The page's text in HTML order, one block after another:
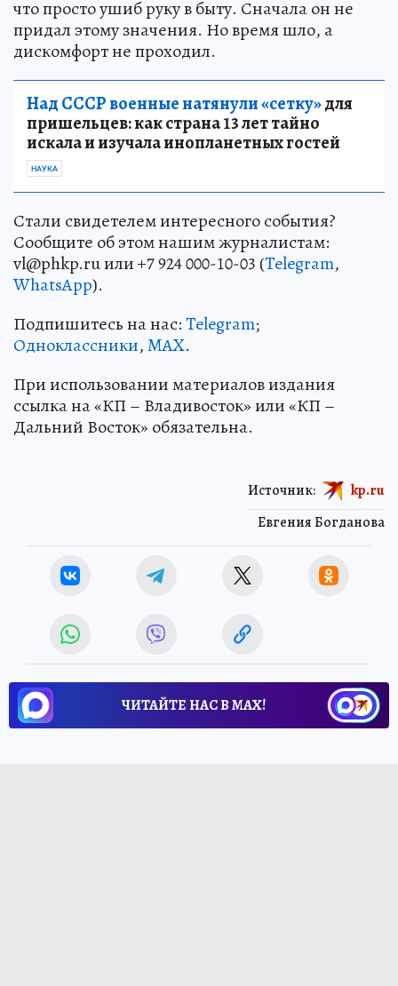
что просто ушиб руку в быту. Сначала он не
придал этому значения. Но время шло, а
дискомфорт не проходил.
Над СССР военные натянули «сетку»для
пришельцев: как страна 13 лет тайно
искала и изучала инопланетных гостей
НАУКА
Стали свидетелем интересного события?
Сообщите об этом нашим журналистам:
vl@phkp.ru или +7 924 000-10-03 (Telegram,
WhatsApp).
Подпишитесь на нас:Telegram;
Одноклассники,MAX.
При использовании материалов издания
ссылка на «КП – Владивосток» или «КП –
Дальний Восток» обязательна.
Евгения Богданова
Источник: kp.ru
ЧИТАЙТЕ НАС В МАХ!